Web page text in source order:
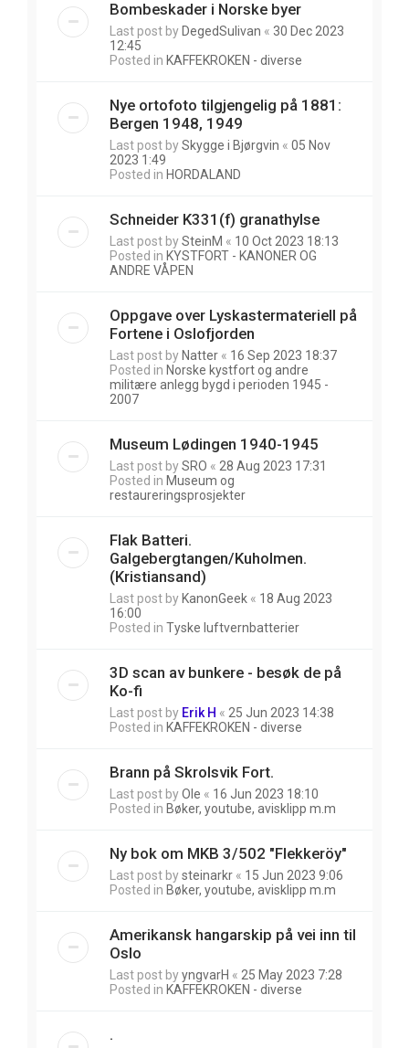
Bombeskader i Norske byer
Last post by DegedSulivan « 30 Dec 2023
12:45
Posted in KAFFEKROKEN - diverse
Nye ortofoto tilgjengelig på 1881:
Bergen 1948, 1949
Last post bySkygge i Bjørgvin « 05 Nov
2023 1:49
Posted in HORDALAND
Schneider K331(f) granathylse
Last post bySteinM « 10 Oct 2023 18:13
Posted in KYSTFORT - KANONER OG
ANDRE VÅPEN
Oppgave over Lyskastermateriell på
Fortene i Oslofjorden
Last post by Natter « 16 Sep 2023 18:37
Posted in Norske kystfort og andre
militære anlegg bygd i perioden 1945 -
2007
Museum Lødingen 1940-1945
Last post bySRO « 28 Aug 2023 17:31
Posted in Museum og
restaureringsprosjekter
Flak Batteri.
Galgebergtangen/Kuholmen.
(Kristiansand)
Last post by KanonGeek « 18 Aug 2023
16:00
Posted in Tyske luftvernbatterier
3D scan av bunkere - besøk de på
Ko-fi
Last post by Erik H « 25 Jun 2023 14:38
Posted in KAFFEKROKEN - diverse
Brann på Skrolsvik Fort.
Last post byOle « 16 Jun 2023 18:10
Posted in Bøker, youtube, avisklipp m.m
Ny bok om MKB 3/502 "Flekkeröy"
Last post bysteinarkr « 15 Jun 2023 9:06
Posted in Bøker, youtube, avisklipp m.m
Amerikansk hangarskip på vei inn til
Oslo
Last post byyngvarH « 25 May 2023 7:28
Posted in KAFFEKROKEN - diverse
.